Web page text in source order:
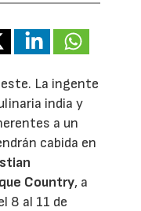
La ingente
india y
a un
cabida en
Country, a
8 al 11 de